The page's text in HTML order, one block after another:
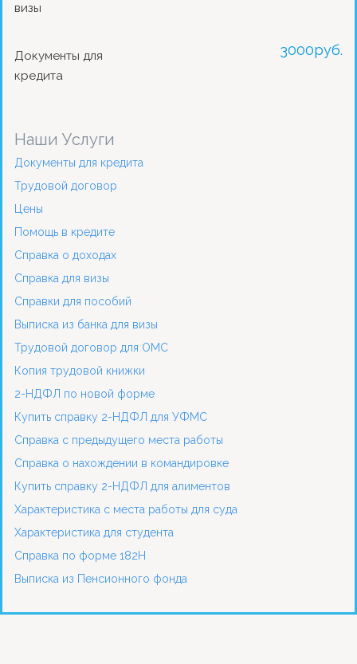
визы
Документы для
кредита
3000руб.
Наши Услуги
Документы для кредита
Трудовой договор
Цены
Помощь в кредите
Справка о доходах
Справка для визы
Справки для пособий
Выписка из банка для визы
Трудовой договор для ОМС
Копия трудовой книжки
2-НДФЛ по новой форме
Купить справку 2-НДФЛ для УФМС
Справка с предыдущего места работы
Справка о нахождении в командировке
Купить справку 2-НДФЛ для алиментов
Характеристика с места работы для суда
Характеристика для студента
Справка по форме 182Н
Выписка из Пенсионного фонда